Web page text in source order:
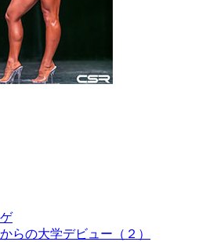
らの大学デビュー（２）